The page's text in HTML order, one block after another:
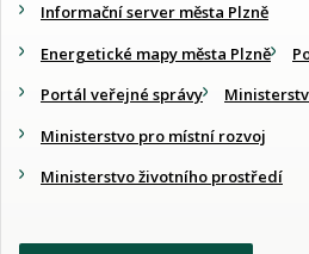
Informační server města Plzně
Energetické mapy města Plzně
Portál veřejné správy
Ministerstvo pro místní rozvoj
Ministerstvo životního prostředí